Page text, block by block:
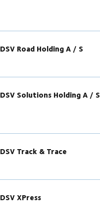
DSV Road Holding A / S
DSV Solutions Holding A / S
DSV Track & Trace
DSV XPress